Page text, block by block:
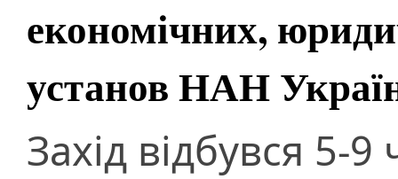
економічних,
установ НАН
Захід відбувся 5-